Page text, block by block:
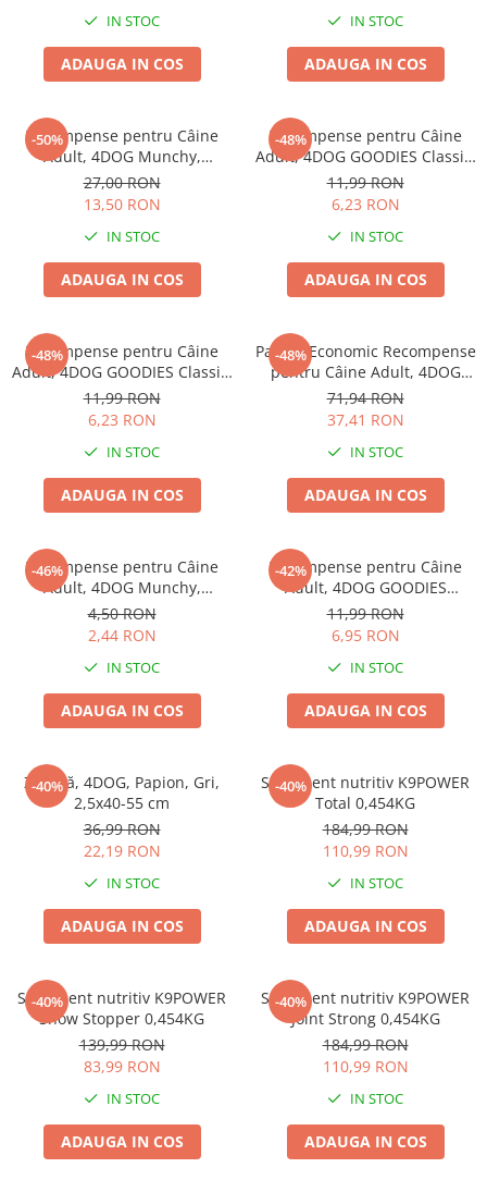
Haine Câini
Zgărzi & HamuriIN STOC
ADAUGA IN COS
IN STOC
ADAUGA IN COS
-50%
Recompense pentru Câine
Adult, 4DOG Munchy,
Batoane, Vită, 12.5cm, 100
bucăți
27,00 RON
13,50 RON
IN STOC
ADAUGA IN COS
-48%
Recompense pentru Câine
Adult, 4DOG GOODIES Classic,
Strips de Pui, 100g
11,99 RON
6,23 RON
IN STOC
ADAUGA IN COS
-48%
Recompense pentru Câine
Adult, 4DOG GOODIES Classic,
Sticks cu Pui și Orez, 100g
11,99 RON
6,23 RON
IN STOC
ADAUGA IN COS
-48%
Pachet Economic Recompense
pentru Câine Adult, 4DOG
GOODIES Barbecue, Cotlete
de Miel, 6x100g
71,94 RON
37,41 RON
IN STOC
ADAUGA IN COS
-46%
Recompense pentru Câine
Adult, 4DOG Munchy,
Batoane, Vită, 12.5cm, 10
bucăți
4,50 RON
2,44 RON
IN STOC
ADAUGA IN COS
-42%
Recompense pentru Câine
Adult, 4DOG GOODIES
Barbecue, Cotlete de Miel,
100g
11,99 RON
6,95 RON
IN STOC
ADAUGA IN COS
-40%
Zgardă, 4DOG, Papion, Gri,
2,5x40-55 cm
36,99 RON
22,19 RON
IN STOC
ADAUGA IN COS
-40%
Supliment nutritiv K9POWER
Total 0,454KG
184,99 RON
110,99 RON
IN STOC
ADAUGA IN COS
-40%
Supliment nutritiv K9POWER
Show Stopper 0,454KG
139,99 RON
83,99 RON
IN STOC
ADAUGA IN COS
-40%
Supliment nutritiv K9POWER
Joint Strong 0,454KG
184,99 RON
110,99 RON
IN STOC
ADAUGA IN COS